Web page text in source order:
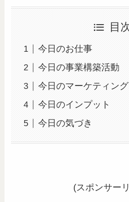
目
今日のお仕事
今日の事業構築活動
今日のマーケティング
今日のインプット
今日の気づき
(スポンサー